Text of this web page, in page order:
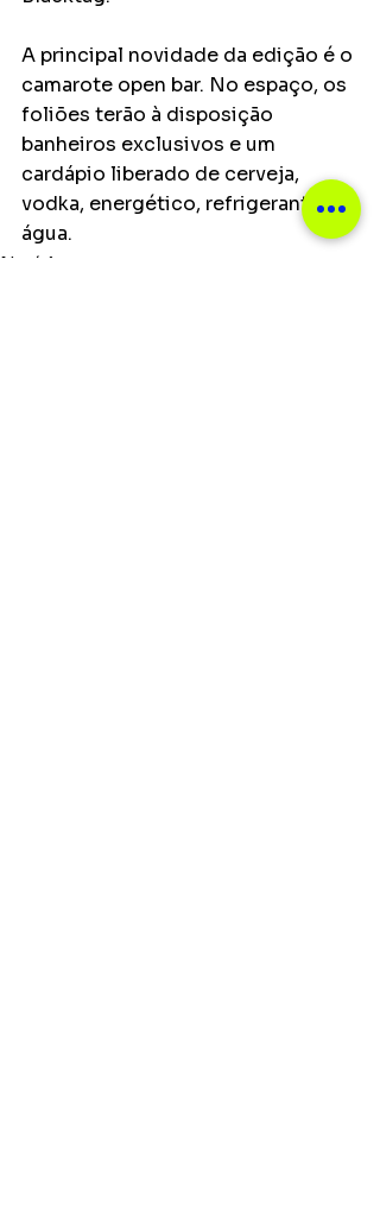
A principal novidade da edição é o
camarote open bar. No espaço, os
foliões terão à disposição
banheiros exclusivos e um
cardápio liberado de cerveja,
vodka, energético, refrigerante e
água.
Notícias